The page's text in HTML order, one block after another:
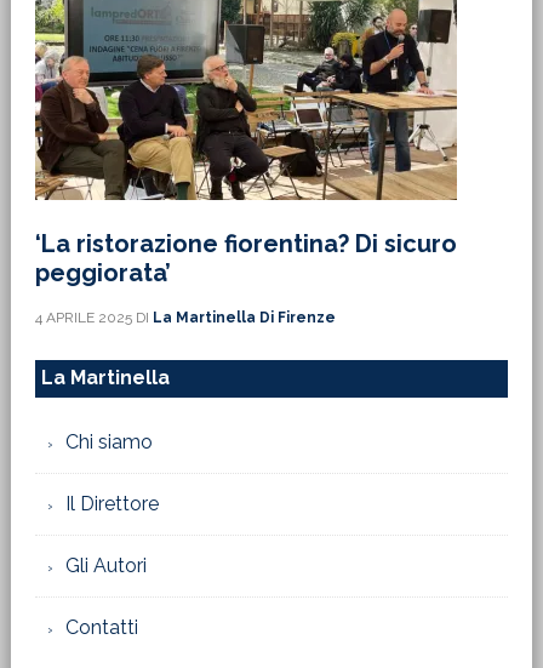
‘La ristorazione fiorentina? Di sicuro
peggiorata’
4 APRILE 2025DI La Martinella Di Firenze
La Martinella
Chi siamo
Il Direttore
Gli Autori
Contatti